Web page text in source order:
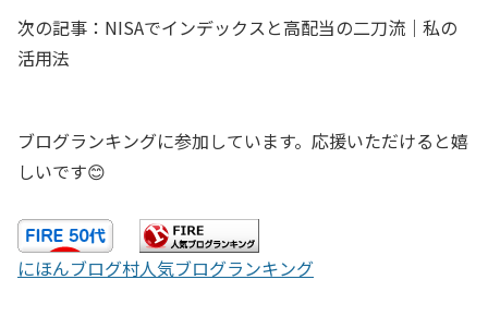
次の記事：NISAでインデックスと高配当の二刀流｜私の
活用法
ブログランキングに参加しています。応援いただけると嬉
しいです😊
にほんブログ村人気ブログランキング